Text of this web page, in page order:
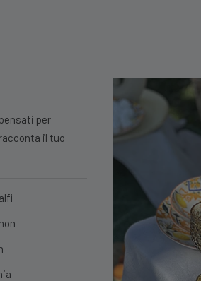
per
il tuo
CON UN ORDINE MINIMO DI 99€